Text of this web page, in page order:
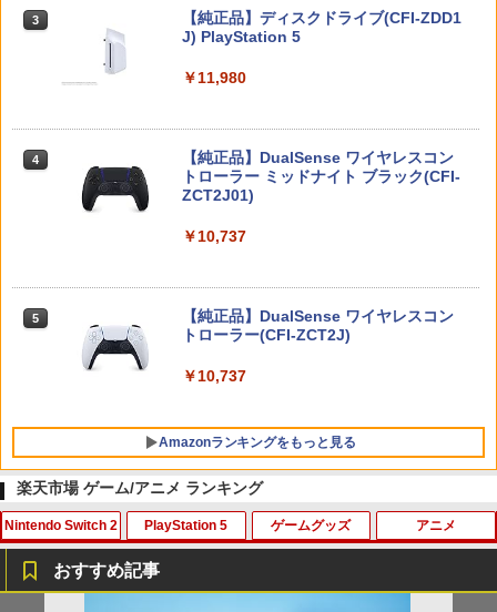
3 Nintendo Switch 2(日本語・国内専用)
4
ニンテンドープリペイド番号 9000円|オ
ンラインコード版
ンラインコード版
3
【純正品】ディスクドライブ(CFI-ZDD1
J) PlayStation 5
￥11,980
4
【純正品】DualSense ワイヤレスコン
トローラー ミッドナイト ブラック(CFI-
ZCT2J01)
￥10,737
5
【純正品】DualSense ワイヤレスコン
トローラー(CFI-ZCT2J)
￥10,737
Amazonランキングをもっと見る
1
【純正品】Xbox ワイヤレス コントロー
1
劇場版「鬼滅の刃」無限城編 第一章 猗
楽天市場 ゲーム/アニメ ランキング
Nintendo Switch 2 PlayStation 5 ゲームグッズ アニメ
おすすめ記事